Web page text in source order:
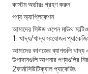
কাস্টম অর্ডারঃ গ্রহণ করুন
পণ্য অ্যাপ্লিকেশন
আমাদের সিউড ওপেন মাউথ
1. খাদ্য/খাদ্য সংযোজন
আমাদের কাগজের ব্যাগগুলি
উপাদানগুলি আপনার পণ্যগুলির
2ফার্মাসিউটিক্যাল প্যাকেজিং